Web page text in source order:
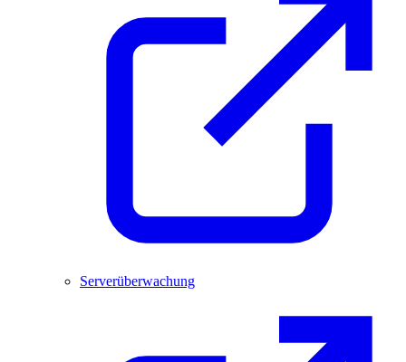
Serverüberwachung